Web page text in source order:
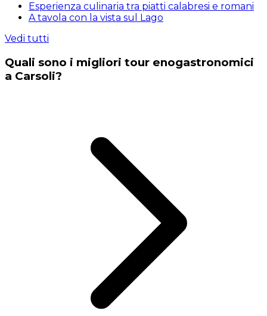
Esperienza culinaria tra piatti calabresi e romani
A tavola con la vista sul Lago
Vedi tutti
Quali sono i migliori tour enogastronomici
a Carsoli?